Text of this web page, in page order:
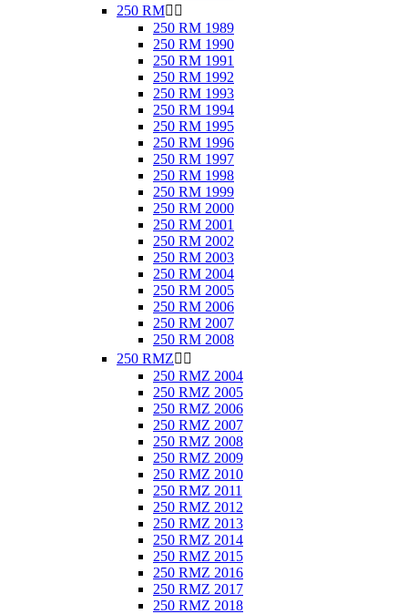
250 RM 
250 RM 1989
250 RM 1990
250 RM 1991
250 RM 1992
250 RM 1993
250 RM 1994
250 RM 1995
250 RM 1996
250 RM 1997
250 RM 1998
250 RM 1999
250 RM 2000
250 RM 2001
250 RM 2002
250 RM 2003
250 RM 2004
250 RM 2005
250 RM 2006
250 RM 2007
250 RM 2008
250 RMZ 
250 RMZ 2004
250 RMZ 2005
250 RMZ 2006
250 RMZ 2007
250 RMZ 2008
250 RMZ 2009
250 RMZ 2010
250 RMZ 2011
250 RMZ 2012
250 RMZ 2013
250 RMZ 2014
250 RMZ 2015
250 RMZ 2016
250 RMZ 2017
250 RMZ 2018